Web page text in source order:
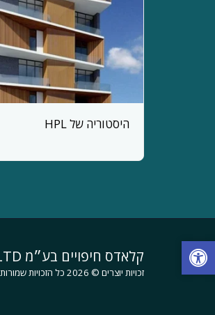
היסטוריה של HPL
קלאדס חיפויים בע״מ Clads LTD
זכויות יוצרים © 2026 כל הזכויות שמורות